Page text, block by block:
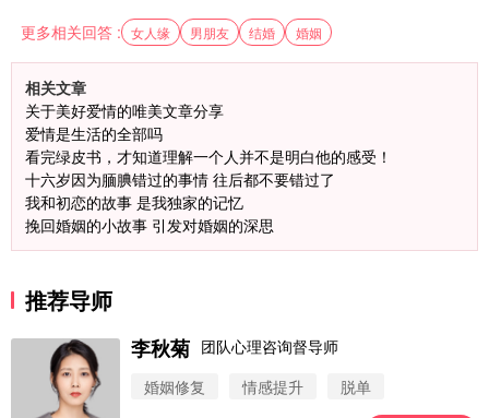
更多相关回答 : 女人缘 男朋友 结婚 婚姻
相关文章
关于美好爱情的唯美文章分享
爱情是生活的全部吗
看完绿皮书，才知道理解一个人并不是明白他的感受！
十六岁因为腼腆错过的事情 往后都不要错过了
我和初恋的故事 是我独家的记忆
挽回婚姻的小故事 引发对婚姻的深思
推荐导师
李秋菊 团队心理咨询督导师
婚姻修复
情感提升 脱单